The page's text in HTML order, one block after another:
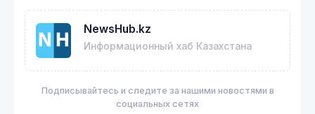
NewsHub.kz
Информационный хаб Казахстана
Подписывайтесь и следите за нашими новостями в
социальных сетях